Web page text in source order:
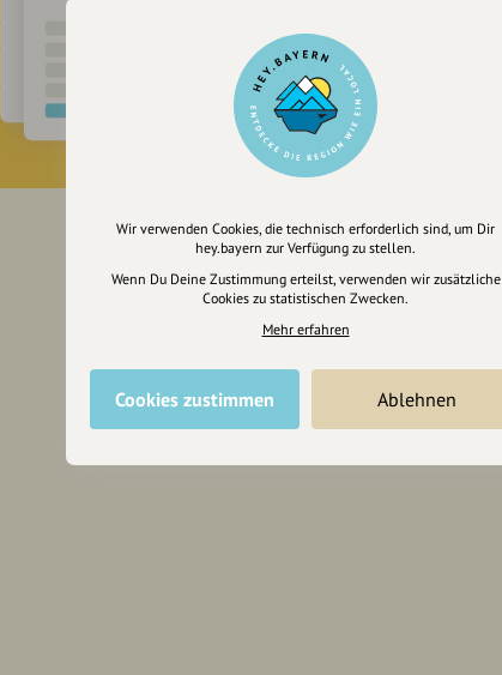
zu merken
Wir verwenden Cookies, die technisch erforderlich sind, um Dir
hey.bayern zur Verfügung zu stellen.
Wenn Du Deine Zustimmung erteilst, verwenden wir zusätzliche
Cookies zu statistischen Zwecken.
Mehr erfahren
Cookies zustimmen Ablehnen